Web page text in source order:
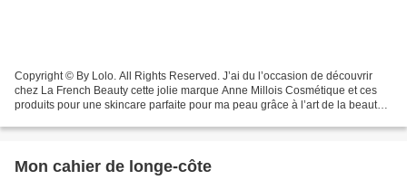
Copyright © By Lolo. All Rights Reserved. J’ai du l’occasion de découvrir
chez La French Beauty cette jolie marque Anne Millois Cosmétique et ces
produits pour une skincare parfaite pour ma peau grâce à l’art de la beauté
Mon cahier de longe-côte